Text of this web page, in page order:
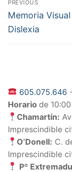
de
entradas
PREVIOUS
Previous
post:
Memoria
Dislexia
605.075.646
Horario de
Chamartín:
Imprescindible
O’Donell: C.
Imprescindible
Pº